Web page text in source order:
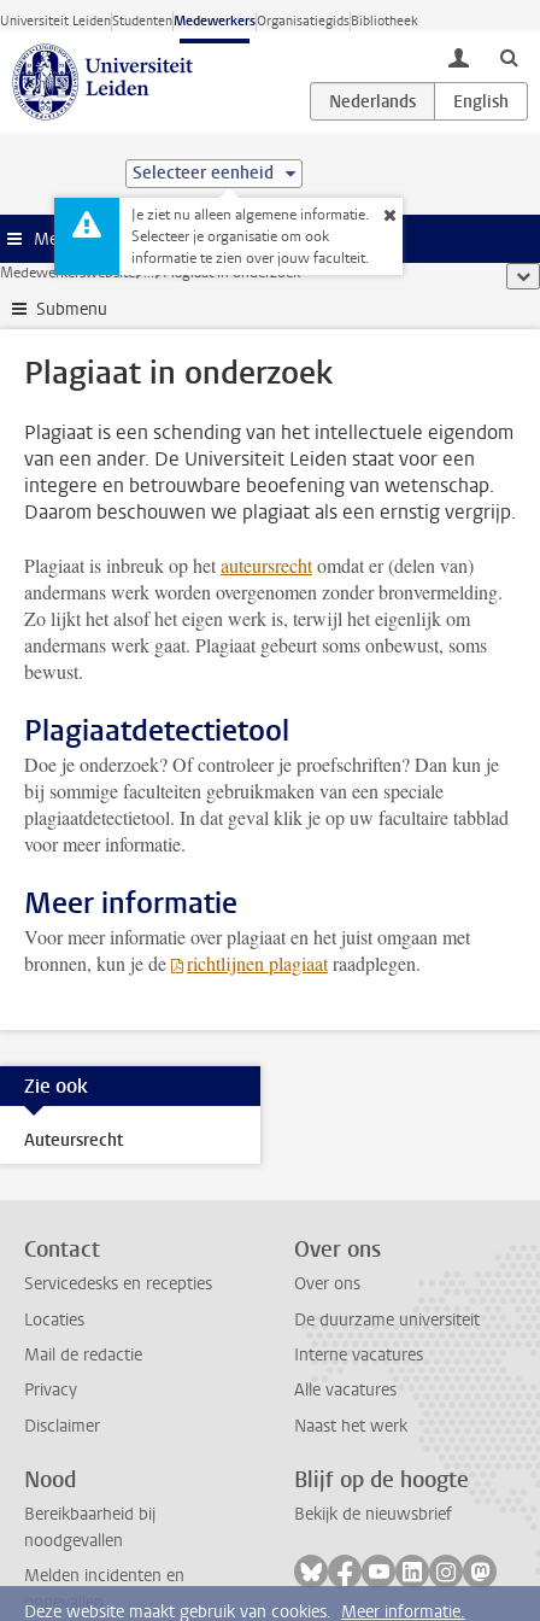
Ga direct naar de inhoud
Universiteit LeidenStudentenMedewerkersOrganisatiegidsBibliotheek
toggle
Selecteer eenheid
Je ziet nu alleen algemene informatie.
Selecteer je organisatie om ook
informatie te zien over jouw faculteit.
Menu
Medewerkerswebsite ... Plagiaat in onderzoek
Submenu
Plagiaat in onderzoek
Plagiaat is een schending van het intellectuele eigendom
van een ander. De Universiteit Leiden staat voor een
integere en betrouwbare beoefening van wetenschap.
Daarom beschouwen we plagiaat als een ernstig vergrijp.
Plagiaat is inbreuk op hetauteursrechtomdat er (delen van)
andermans werk worden overgenomen zonder bronvermelding.
Zo lijkt het alsof het eigen werk is, terwijl het eigenlijk om
andermans werk gaat. Plagiaat gebeurt soms onbewust, soms
bewust.
Plagiaatdetectietool
Doe je onderzoek? Of controleer je proefschriften? Dan kun je
bij sommige faculteiten gebruikmaken van een speciale
plagiaatdetectietool. In dat geval klik je op uw facultaire tabblad
voor meer informatie.
Meer informatie
Voor meer informatie over plagiaat en het juist omgaan met
bronnen, kun je de
richtlijnen plagiaatraadplegen.
Zie ook
Auteursrecht
Contact
Servicedesks en recepties
Locaties
Mail de redactie
Privacy
Disclaimer
Over ons
Over ons
De duurzame universiteit
Interne vacatures
Alle vacatures
Naast het werk
Nood
Bereikbaarheid bij
noodgevallen
Melden incidenten en
ongevallen
Blijf op de hoogte
Bekijk de nieuwsbrief
Volg ons op bluesky
Volg ons op facebook
Volg ons op
Volg ons op
Volg ons
Volg
Deze website maakt gebruik van cookies. Meer informatie.